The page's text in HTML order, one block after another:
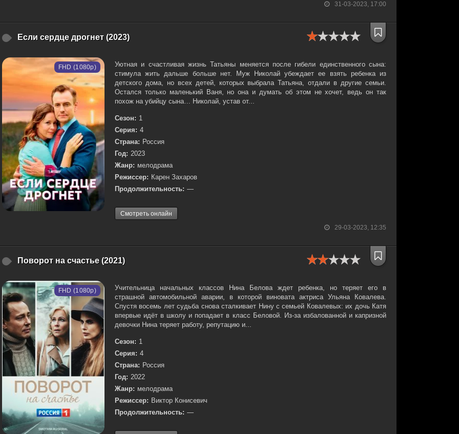
31-03-2023, 17:00
Если сердце дрогнет (2023)
29-03-2023, 12:35
FHD (1080p)
Уютная и счастливая жизнь Татьяны меняется после гибели единственного сына:
стимула жить дальше больше нет. Муж Николай убеждает ее взять ребенка из
детского дома, но всех детей, которых выбрала Татьяна, отдали в другие семьи.
Остался только маленький Ваня, но она и думать об этом не хочет, ведь он так
похож на убийцу сына… Николай, устав от...
Сезон: 1
Серия: 4
Страна: Россия
Год: 2023
Жанр: мелодрама
Режиссер: Карен Захаров
Продолжительность: —
Смотреть онлайн
Поворот на счастье (2021)
FHD (1080p)
Учительница начальных классов Нина Белова ждет ребенка, но теряет его в
страшной автомобильной аварии, в которой виновата актриса Ульяна Ковалева.
Спустя восемь лет судьба снова сталкивает Нину с семьей Ковалевых: их дочь Катя
впервые идёт в школу и попадает в класс Беловой. Из-за избалованной и капризной
девочки Нина теряет работу, репутацию и...
Сезон: 1
Серия: 4
Страна: Россия
Год: 2022
Жанр: мелодрама
Режиссер: Виктор Конисевич
Продолжительность: —